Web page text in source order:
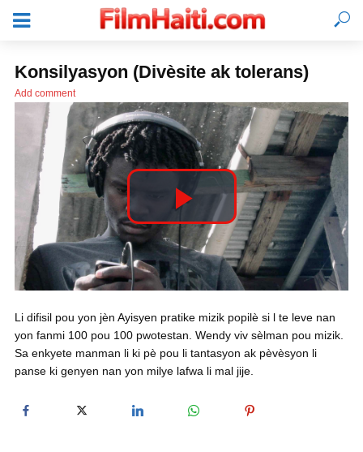
Konsilyasyon (Divèsite ak tolerans)
Add comment
P
l
a
y
Li difisil pou yon jèn Ayisyen pratike mizik popilè si l te leve nan
yon fanmi 100 pou 100 pwotestan. Wendy viv sèlman pou mizik.
Sa enkyete manman li ki pè pou li tantasyon ak pèvèsyon li
panse ki genyen nan yon milye lafwa li mal jije.